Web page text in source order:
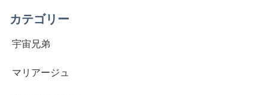
カテゴリー
宇宙兄弟
マリアージュ